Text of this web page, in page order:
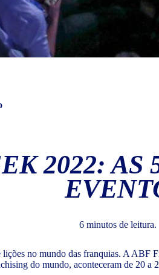
2022: AS
6 minutos de leitura.
no mundo das franquias. A ABF
do mundo, aconteceram de 20 a